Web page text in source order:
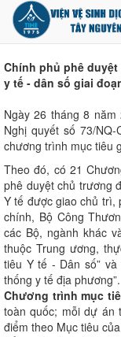
Chính phủ phê
y tế - dân số giai
Ngày 26 tháng 8
Nghị quyết số 73/
chương trình mục tiêu
Theo đó, có 21
phê duyệt chủ trương
Y tế được giao chủ trì,
chính, Bộ Công
các Bộ, ngành khác
thuộc Trung ương,
tiêu Y tế - Dân số”
thống y tế địa phương”.
Chương trình mục
toàn quốc; mỗi dự án
điểm theo Mục tiêu